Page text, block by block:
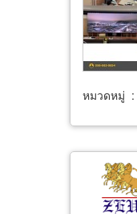
หมวดหมู่ :